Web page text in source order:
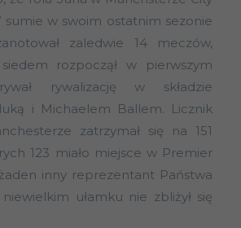
sumie w swoim ostatnim sezonie
zaledwie 14 meczów,
rozpoczął w pierwszym
rywalizację w składzie
i Michaelem Ballem. Licznik
zatrzymał się na 151
123 miało miejsce w Premier
inny reprezentant Państwa
ułamku nie zbliżył się